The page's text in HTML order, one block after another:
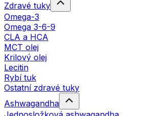
Zdravé tuky
Omega-3
Omega 3-6-9
CLA a HCA
MCT olej
Krilový olej
Lecitin
Rybí tuk
Ostatní zdravé tuky
Ashwagandha